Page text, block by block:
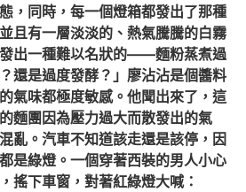
，同時，每一個燈箱都發出了那種
且有一層淡淡的、熱氣騰騰的白霧
出一種難以名狀的——麵粉蒸煮過
還是過度發酵？」廖沾沾是個醬料
氣味都極度敏感。他聞出來了，這
麵團因為壓力過大而散發出的氣
亂。汽車不知道該走還是該停，因
是綠燈。一個穿著西裝的男人小心
搖下車窗，對著紅綠燈大喊：